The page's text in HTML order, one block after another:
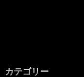
カテゴリー